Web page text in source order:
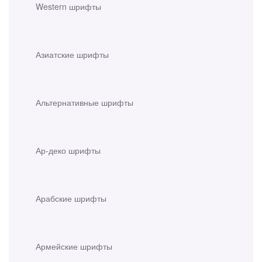
Western шрифты
Азиатские шрифты
Альтернативные шрифты
Ар-деко шрифты
Арабские шрифты
Армейские шрифты